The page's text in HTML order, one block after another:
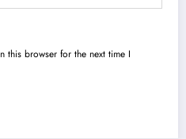
this browser for the next time I